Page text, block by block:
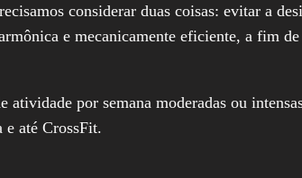
considerar duas coisas: evitar a
e mecanicamente eficiente, a fim
por semana moderadas ou
até CrossFit.